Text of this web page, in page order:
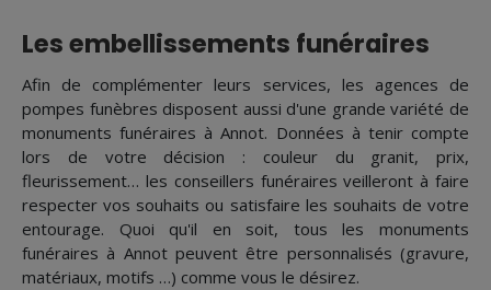
Les embellissements funéraires
Afin de complémenter leurs services, les agences de
pompes funèbres disposent aussi d'une grande variété de
monuments funéraires à Annot. Données à tenir compte
lors de votre décision : couleur du granit, prix,
fleurissement… les conseillers funéraires veilleront à faire
respecter vos souhaits ou satisfaire les souhaits de votre
entourage. Quoi qu'il en soit, tous les monuments
funéraires à Annot peuvent être personnalisés (gravure,
matériaux, motifs …) comme vous le désirez.